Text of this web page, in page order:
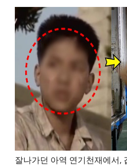
잘나가던 아역 연기천재에서,